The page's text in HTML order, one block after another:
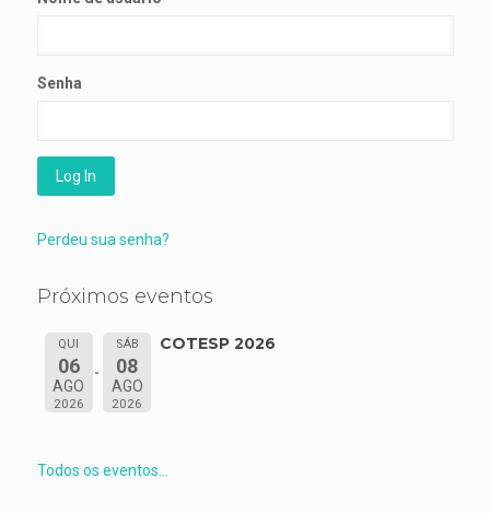
Senha
Perdeu sua senha?
Próximos eventos
QUI
06
AGO
2026
SÁB
08
AGO
2026
COTESP 2026
Todos os eventos...